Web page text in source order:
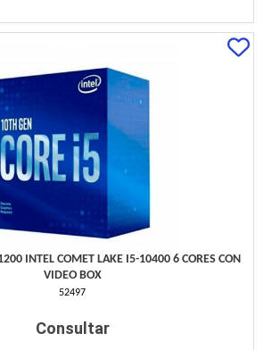
INTEL COMET LAKE I5-10400 6 CORES CON
VIDEO BOX
52497
Consultar